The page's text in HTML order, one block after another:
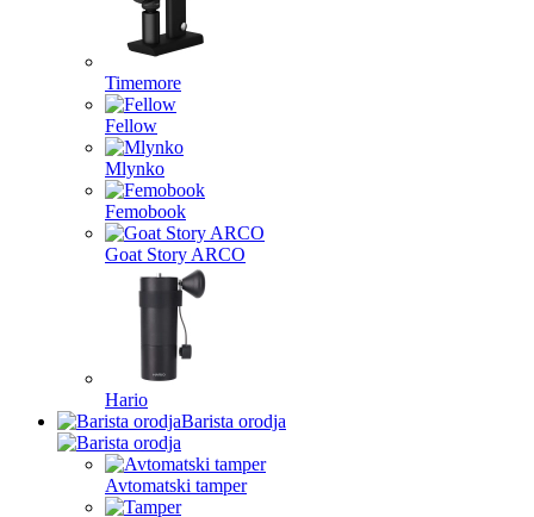
Timemore
Fellow
Mlynko
Femobook
Goat Story ARCO
Hario
Barista orodja
Avtomatski tamper